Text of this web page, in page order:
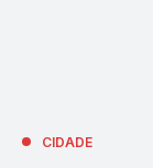
CIDADE